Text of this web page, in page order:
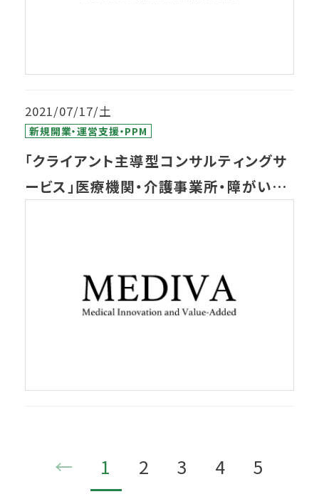
2021/07/17/土
新規開業・運営支援・PPM
「クライアント主導型コンサルティングサ
ービス」医療機関・介護事業所・障がい福
← 1 2 3 4
5